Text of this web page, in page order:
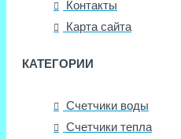
Контакты
Карта сайта
КАТЕГОРИИ
Счетчики воды
Счетчики тепла